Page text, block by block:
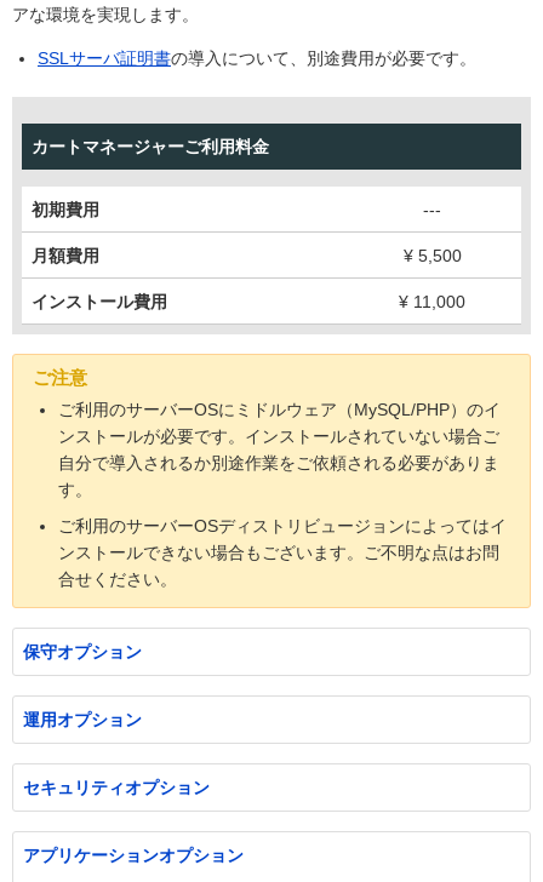
アな環境を実現します。
SSLサーバ証明書の導入について、別途費用が必要です。
カートマネージャーご利用料金
初期費用 ---
月額費用 ¥5,500
インストール費用 ¥ 11,000
ご注意
ご利用のサーバーOSにミドルウェア（MySQL/PHP）のイ
ンストールが必要です。インストールされていない場合ご
自分で導入されるか別途作業をご依頼される必要がありま
す。
ご利用のサーバーOSディストリビュージョンによってはイ
ンストールできない場合もございます。ご不明な点はお問
合せください。
保守オプション
運用オプション
セキュリティオプション
アプリケーションオプション